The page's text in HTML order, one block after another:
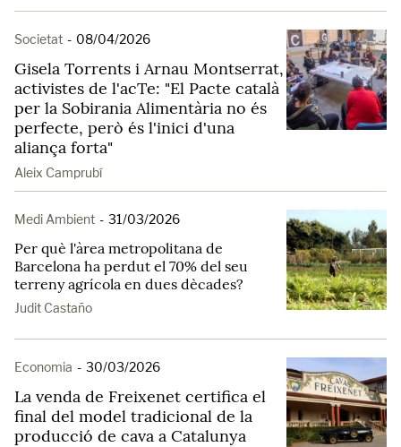
Societat - 08/04/2026
Gisela Torrents i Arnau Montserrat,
activistes de l'acTe: "El Pacte català
per la Sobirania Alimentària no és
perfecte, però és l'inici d'una
aliança forta"
Aleix Camprubí
Medi Ambient - 31/03/2026
Per què l'àrea metropolitana de
Barcelona ha perdut el 70% del seu
terreny agrícola en dues dècades?
Judit Castaño
Economia - 30/03/2026
La venda de Freixenet certifica el
final del model tradicional de la
producció de cava a Catalunya